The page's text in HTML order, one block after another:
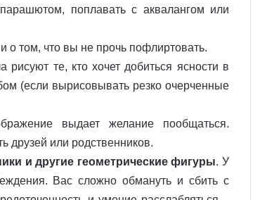
поплавать с аквалангом или
о том, что вы не прочь пофлиртовать.
рисуют те, кто хочет добиться ясности в
(если вырисовывать резко очерченные
выдает желание пообщаться.
друзей или родственников.
и другие геометрические фигуры. У
Вас сложно обмануть и сбить с